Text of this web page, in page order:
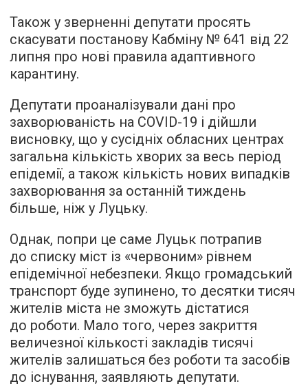
Також у зверненні депутати просять
скасувати постанову Кабміну № 641 від 22
липня про нові правила адаптивного
карантину.
Депутати проаналізували дані про
захворюваність на COVID-19 і дійшли
висновку, що у сусідніх обласних центрах
загальна кількість хворих за весь період
епідемії, а також кількість нових випадків
захворювання за останній тиждень
більше, ніж у Луцьку.
Однак, попри це саме Луцьк потрапив
до списку міст із «червоним» рівнем
епідемічної небезпеки. Якщо громадський
транспорт буде зупинено, то десятки тисяч
жителів міста не зможуть дістатися
до роботи. Мало того, через закриття
величезної кількості закладів тисячі
жителів залишаться без роботи та засобів
до існування, заявляють депутати.